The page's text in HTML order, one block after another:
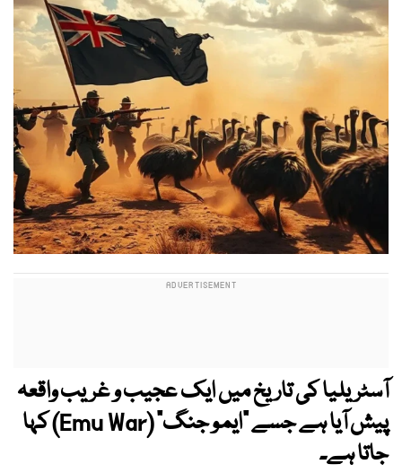
آسٹریلیا کی تاریخ میں ایک عجیب و غریب واقعہ
پیش آیا ہے جسے "ایمو جنگ" (Emu War) کہا
جاتا ہے۔